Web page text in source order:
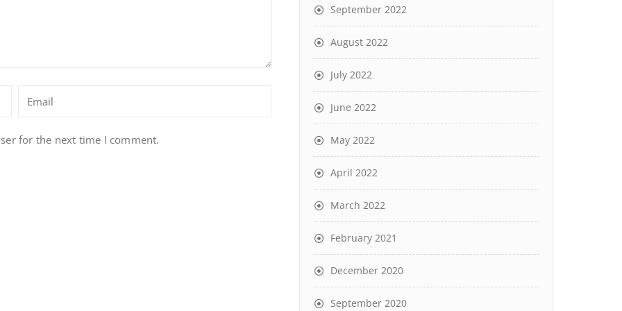
for the next time I comment.
September 2022
August 2022
July 2022
June 2022
May 2022
April 2022
March 2022
February 2021
December 2020
September 2020